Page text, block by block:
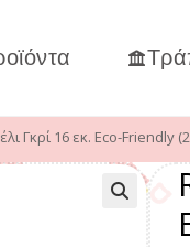
Γκρί 16 εκ. Eco-Friendly